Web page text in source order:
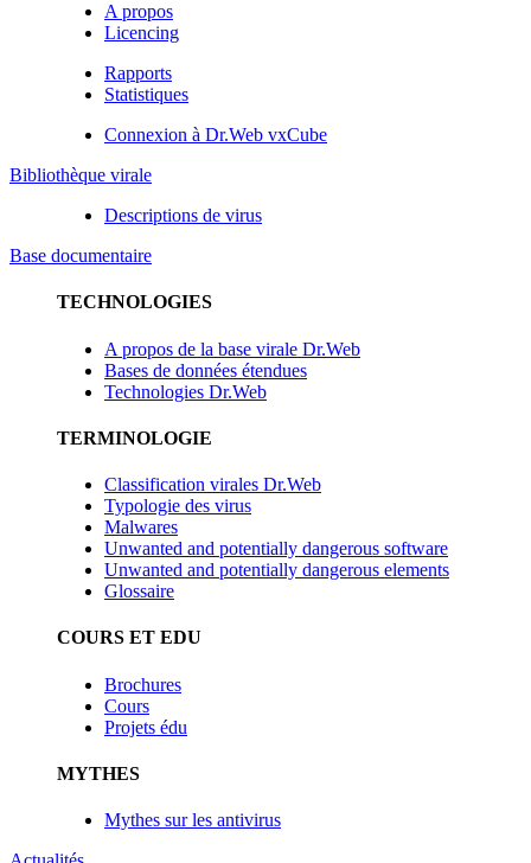
A propos
Licencing
Rapports
Statistiques
Connexion à Dr.Web vxCube
Bibliothèque virale
Descriptions de virus
Base documentaire
TECHNOLOGIES
A propos de la base virale Dr.Web
Bases de données étendues
Technologies Dr.Web
TERMINOLOGIE
Classification virales Dr.Web
Typologie des virus
Malwares
Unwanted and potentially dangerous software
Unwanted and potentially dangerous elements
Glossaire
COURS ET EDU
Brochures
Cours
Projets édu
MYTHES
Mythes sur les antivirus